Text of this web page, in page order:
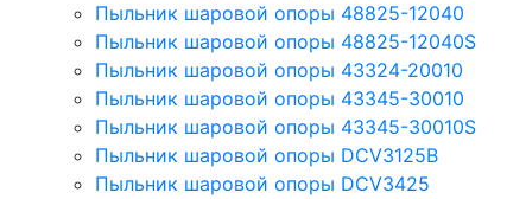
Пыльник шаровой опоры 48825-12040
Пыльник шаровой опоры 48825-12040S
Пыльник шаровой опоры 43324-20010
Пыльник шаровой опоры 43345-30010
Пыльник шаровой опоры 43345-30010S
Пыльник шаровой опоры DCV3125B
Пыльник шаровой опоры DCV3425